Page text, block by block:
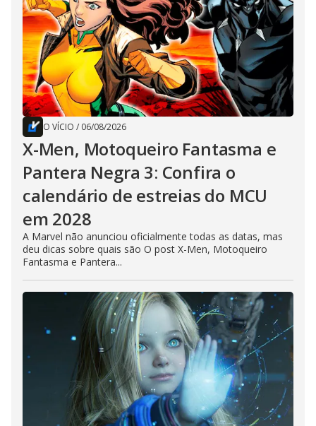
O VÍCIO / 06/08/2026
X-Men, Motoqueiro Fantasma e
Pantera Negra 3: Confira o
calendário de estreias do MCU
em 2028
A Marvel não anunciou oficialmente todas as datas, mas
deu dicas sobre quais são O post X-Men, Motoqueiro
Fantasma e Pantera...